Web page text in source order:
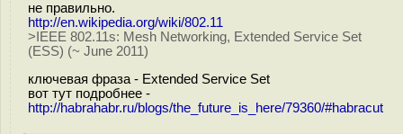
не правильно.
http://en.wikipedia.org/wiki/802.11
>IEEE 802.11s: Mesh Networking, Extended Service Set
(ESS) (~ June 2011)
ключевая фраза - Extended Service Set
вот тут подробнее -
http://habrahabr.ru/blogs/the_future_is_here/79360/#habracut